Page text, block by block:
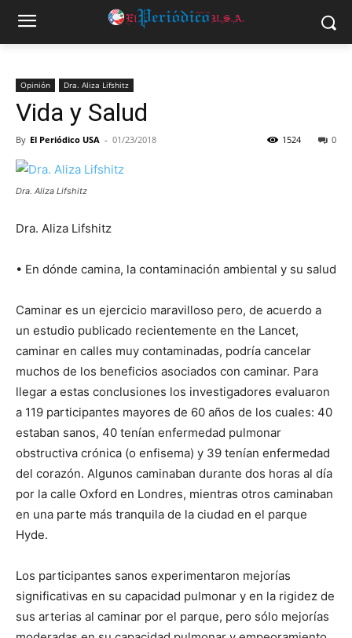
Opinión Dra. Aliza Lifshitz
Vida y Salud
By El Periódico USA - 01/23/2018 0
1524
Dra. Aliza Lifshitz
Dra. Aliza Lifshitz
• En dónde camina, la contaminación ambiental y su salud
Caminar es un ejercicio maravilloso pero, de acuerdo a
un estudio publicado recientemente en the Lancet,
caminar en calles muy contaminadas, podría cancelar
muchos de los beneficios asociados con caminar. Para
llegar a estas conclusiones los investigadores evaluaron
a 119 participantes mayores de 60 años de los cuales: 40
estaban sanos, 40 tenían enfermedad pulmonar
obstructiva crónica (o enfisema) y 39 tenían enfermedad
del corazón. Algunos caminaban durante dos horas al día
por la calle Oxford en Londres, mientras otros caminaban
en una parte más tranquila de la ciudad en el parque
Hyde.
Los participantes sanos experimentaron mejorías
significativas en su capacidad pulmonar y en la rigidez de
sus arterias al caminar por el parque, pero sólo mejorías